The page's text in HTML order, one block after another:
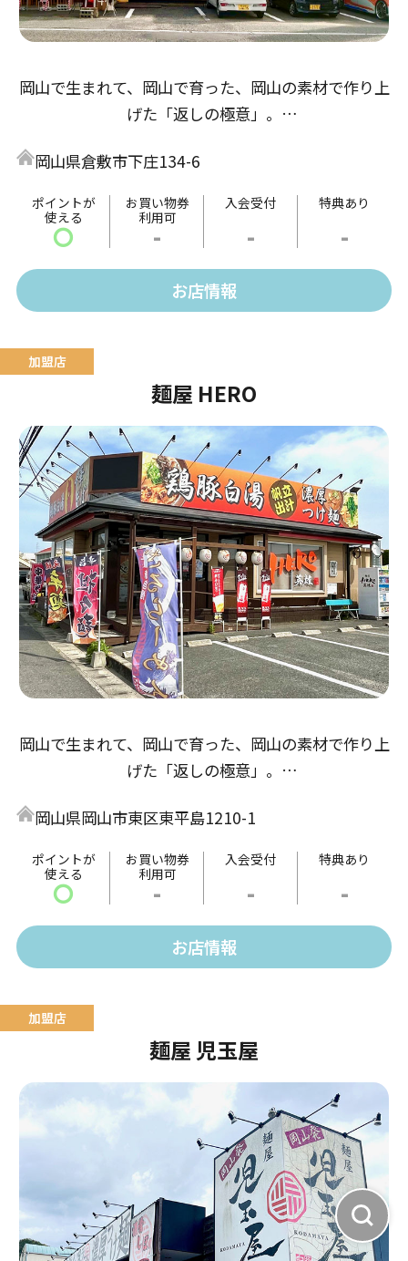
岡山で生まれて、岡山で育った、岡山の素材で作り上
げた「返しの極意」。
とアサリ・牡蠣出汁の３重奏。
味噌返しは「岡山備前味噌」赤味噌、麦味噌をブレン
ドし魚醤・酒粕出汁で仕上げた熟成仕込み。
塩返しは「備前鷹取醤油」のうどん返しをベースに、
帆立、あさり・牡蠣出汁で仕上げた珠玉の極意。
岡山県倉敷市下庄134-6
ポイントが
使える
〇
お買い物券
利用可
-
入会受付
-
特典あり
-
お店情報
麺屋 HERO
岡山で生まれて、岡山で育った、岡山の素材で作り上
げた「返しの極意」。
とアサリ・牡蠣出汁の３重奏。
味噌返しは「岡山備前味噌」赤味噌、麦味噌をブレン
ドし魚醤・酒粕出汁で仕上げた熟成仕込み。
塩返しは「備前鷹取醤油」のうどん返しをベースに、
帆立、あさり・牡蠣出汁で仕上げた珠玉の極意。
岡山県岡山市東区東平島1210-1
ポイントが
使える
〇
お買い物券
利用可
-
入会受付
-
特典あり
-
お店情報
麺屋 児玉屋